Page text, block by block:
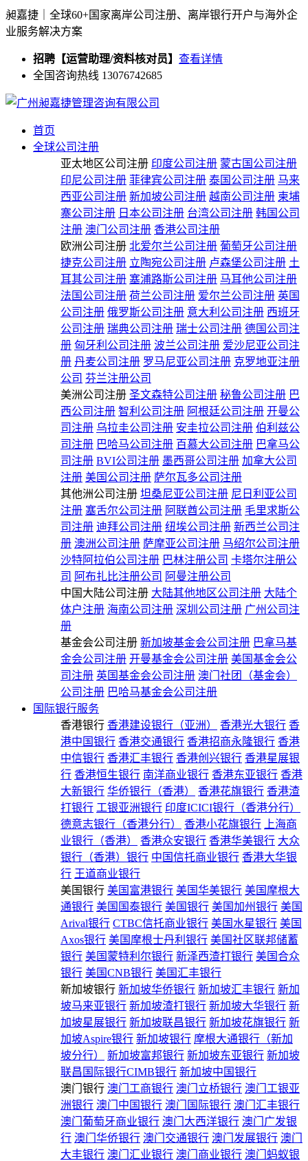
昶嘉捷｜全球60+国家离岸公司注册、离岸银行开户与海外企
业服务解决方案
招聘【运营助理/资料核对员】 查看详情
全国咨询热线 13076742685
首页
全球公司注册
亚太地区公司注册 印度公司注册 蒙古国公司注册
印尼公司注册 菲律宾公司注册 泰国公司注册 马来
西亚公司注册 新加坡公司注册 越南公司注册 柬埔
寨公司注册 日本公司注册 台湾公司注册 韩国公司
注册 澳门公司注册 香港公司注册
欧洲公司注册 北爱尔兰公司注册 葡萄牙公司注册
捷克公司注册 立陶宛公司注册 卢森堡公司注册 土
耳其公司注册 塞浦路斯公司注册 马耳他公司注册
法国公司注册 荷兰公司注册 爱尔兰公司注册 英国
公司注册 俄罗斯公司注册 意大利公司注册 西班牙
公司注册 瑞典公司注册 瑞士公司注册 德国公司注
册 匈牙利公司注册 波兰公司注册 爱沙尼亚公司注
册 丹麦公司注册 罗马尼亚公司注册 克罗地亚注册
公司 芬兰注册公司
美洲公司注册 圣文森特公司注册 秘鲁公司注册 巴
西公司注册 智利公司注册 阿根廷公司注册 开曼公
司注册 乌拉圭公司注册 安圭拉公司注册 伯利兹公
司注册 巴哈马公司注册 百慕大公司注册 巴拿马公
司注册 BVI公司注册 墨西哥公司注册 加拿大公司
注册 美国公司注册 萨尔瓦多公司注册
其他洲公司注册 坦桑尼亚公司注册 尼日利亚公司
注册 塞舌尔公司注册 阿联酋公司注册 毛里求斯公
司注册 迪拜公司注册 纽埃公司注册 新西兰公司注
册 澳洲公司注册 萨摩亚公司注册 马绍尔公司注册
沙特阿拉伯公司注册 巴林注册公司 卡塔尔注册公
司 阿布扎比注册公司 阿曼注册公司
中国大陆公司注册 大陆其他地区公司注册 大陆个
体户注册 海南公司注册 深圳公司注册 广州公司注
册
基金会公司注册 新加坡基金会公司注册 巴拿马基
金会公司注册 开曼基金会公司注册 美国基金会公
司注册 英国基金会公司注册 澳门社团（基金会）
公司注册 巴哈马基金会公司注册
国际银行服务
香港银行 香港建设银行（亚洲） 香港光大银行 香
港中国银行 香港交通银行 香港招商永隆银行 香港
中信银行 香港汇丰银行 香港创兴银行 香港星展银
行 香港恒生银行 南洋商业银行 香港东亚银行 香港
大新银行 华侨银行（香港） 香港花旗银行 香港渣
打银行 工银亚洲银行 印度ICICI银行（香港分行）
德意志银行（香港分行）
香港小花旗银行
上海商
业银行（香港）
香港众安银行 香港华美银行 大众
银行（香港）银行 中国信托商业银行 香港大华银
行 王道商业银行
美国银行 美国富港银行 美国华美银行 美国摩根大
通银行 美国国泰银行 美国银行 美国加州银行 美国
Arival银行 CTBC信托商业银行 美国水星银行 美国
Axos银行 美国摩根士丹利银行 美国社区联邦储蓄
银行 美国蒙特利尔银行 新泽西渣打银行 美国合众
银行 美国CNB银行 美国汇丰银行
新加坡银行 新加坡华侨银行 新加坡汇丰银行 新加
坡马来亚银行 新加坡渣打银行 新加坡大华银行 新
加坡星展银行 新加坡联昌银行 新加坡花旗银行 新
加坡Aspire银行 新加坡银行 摩根大通银行（新加
坡分行）
新加坡富邦银行 新加坡东亚银行 新加坡
联昌国际银行CIMB银行 新加坡中国银行
澳门银行 澳门工商银行 澳门立桥银行 澳门工银亚
洲银行 澳门中国银行 澳门国际银行 澳门汇丰银行
澳门葡萄牙商业银行 澳门大西洋银行 澳门广发银
行 澳门华侨银行 澳门交通银行 澳门发展银行 澳门
大丰银行 澳门汇业银行 澳门商业银行 澳门蚂蚁银